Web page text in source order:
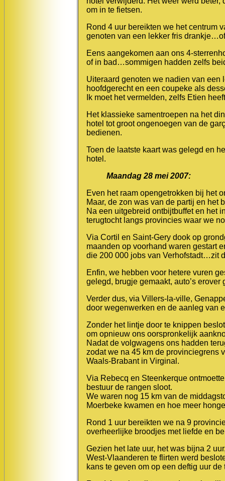
om in te fietsen.
Rond 4 uur bereikten we het centrum
genoten van een lekker fris
Eens aangekomen aan ons 4-
of in bad…sommigen hadden zelfs
Uiteraard genoten we nadien van een
hoofdgerecht en een coupeke als
Ik moet het vermelden, zelfs Etien
Het klassieke samentroepen na het
hotel tot groot ongenoegen van de
bedienen.
Toen de laatste kaart was gelegd en
hotel.
Maandag 28 mei 2007:
Even het raam opengetrokken bij het
Maar, de zon was van de partij en het
Na een uitgebreid ontbijtbuffet en het
terugtocht langs provincies waar we
Via Cortil en Saint-Gery dook op
maanden op voorhand waren gestart
die 200 000 jobs van Verhofstadt…zit
Enfin, we hebben voor hetere vuren
gelegd, brugje gemaakt, auto’s
Verder dus, via Villers-la-ville,
door wegenwerken en de aanleg van
Zonder het lintje door te knippen
om opnieuw ons oorspronkelijk
Nadat de volgwagens ons hadden
zodat we na 45 km de provinciegrens
Waals-Brabant in Virginal.
Via Rebecq en Steenkerque
bestuur de rangen sloot.
We waren nog 15 km van de
Moerbeke kwamen en hoe meer
Rond 1 uur bereikten we na 9
overheerlijke broodjes met liefde en
Gezien het late uur, het was bijna 2
West-Vlaanderen te flirten werd
kans te geven om op een deftig uur